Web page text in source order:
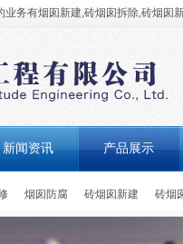
务有烟囱新建,砖烟囱拆除,砖烟囱
新闻资讯 产品展示
烟囱防腐 砖烟囱新建 砖烟